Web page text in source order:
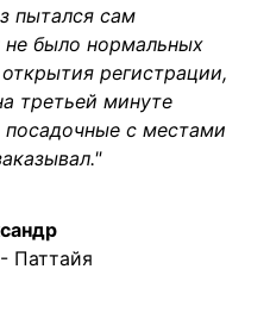
пытался сам
не было нормальных
регистрации,
третьей минуте
посадочные с местами
Паттайя